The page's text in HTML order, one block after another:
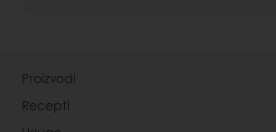
Proizvodi
Recepti